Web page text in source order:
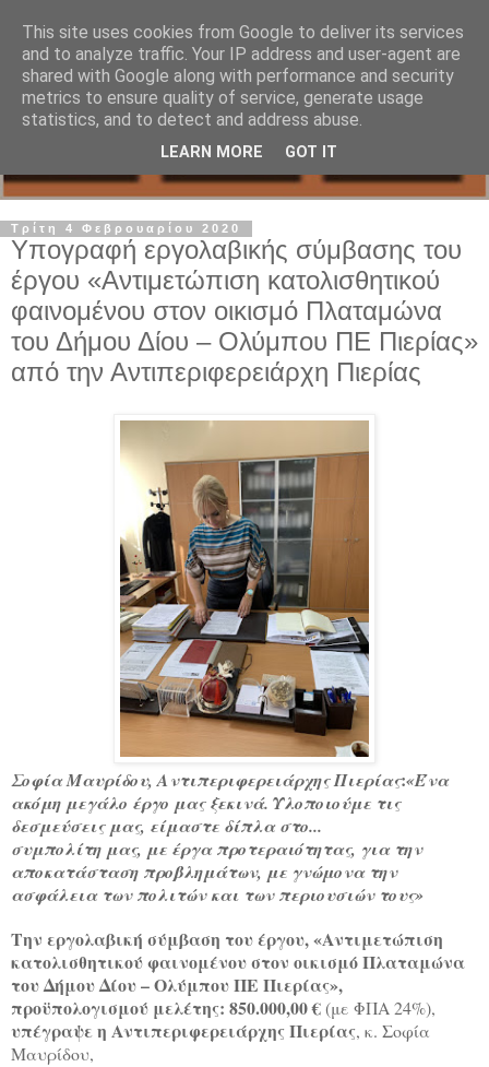
Τρίτη 4 Φεβρουαρίου 2020
Υπογραφή εργολαβικής σύμβασης του
έργου «Αντιμετώπιση κατολισθητικού
φαινομένου στον οικισμό Πλαταμώνα
του Δήμου Δίου – Ολύμπου ΠΕ Πιερίας»
από την Αντιπεριφερειάρχη Πιερίας
Σοφία Μαυρίδου, Αντιπεριφερειάρχης Πιερίας:«Ένα
ακόμη μεγάλο έργο μας ξεκινά. Υλοποιούμε τις
δεσμεύσεις μας, είμαστε δίπλα στο...
συμπολίτη μας, με έργα προτεραιότητας, για την
αποκατάσταση προβλημάτων, με γνώμονα την
ασφάλεια των πολιτών και των περιουσιών τους»
Την εργολαβική σύμβαση του έργου, «Αντιμετώπιση
κατολισθητικού φαινομένου στον οικισμό Πλαταμώνα
του Δήμου Δίου – Ολύμπου ΠΕ Πιερίας»,
προϋπολογισμού μελέτης: 850.000,00 €(με ΦΠΑ 24%),
υπέγραψε η Αντιπεριφερειάρχης Πιερίας, κ. Σοφία
Μαυρίδου,
This site uses cookies from Google to deliver its services
and to analyze traffic. Your IP address and user-agent are
shared with Google along with performance and security
metrics to ensure quality of service, generate usage
statistics, and to detect and address abuse.
LEARN MORE GOT IT